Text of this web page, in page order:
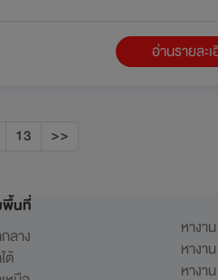
อ่านรายละ
13 >>
พื้นที่
ลาง
ต้
หางา
หางา
หางา